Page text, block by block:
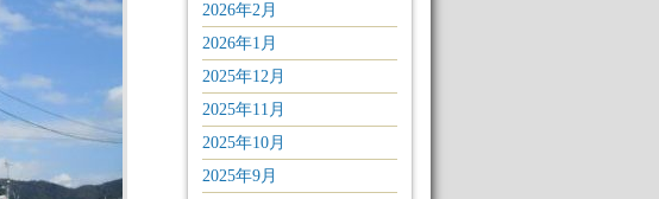
2026年2月
2026年1月
2025年12月
2025年11月
2025年10月
2025年9月